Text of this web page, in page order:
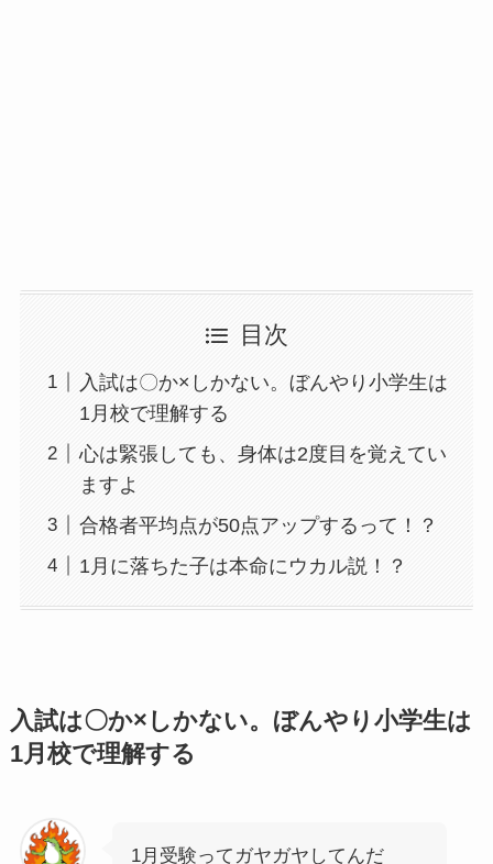
目次
入試は〇か×しかない。ぼんやり小学生は
1月校で理解する
心は緊張しても、身体は2度目を覚えてい
ますよ
合格者平均点が50点アップするって！？
1月に落ちた子は本命にウカル説！？
入試は〇か×しかない。ぼんやり小学生は
1月校で理解する
1月受験ってガヤガヤしてんだ